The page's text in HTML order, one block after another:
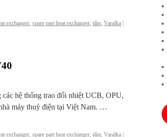
exchanger, spare part heat exchanger, tấm, Varalka
hệ thống trao đổi nhiệt UCB, OPU,
máy thuỷ điện tại Việt Nam. …
exchanger, spare part heat exchanger, tấm, Varalka